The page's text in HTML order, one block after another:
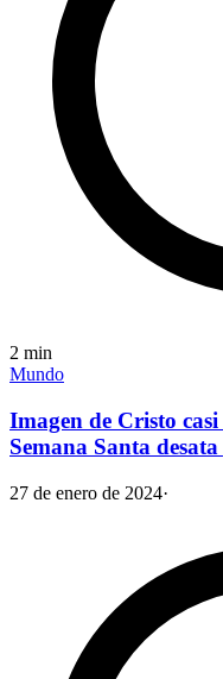
2 min
Mundo
Imagen de Cristo
Semana Santa
27 de enero de 2024·